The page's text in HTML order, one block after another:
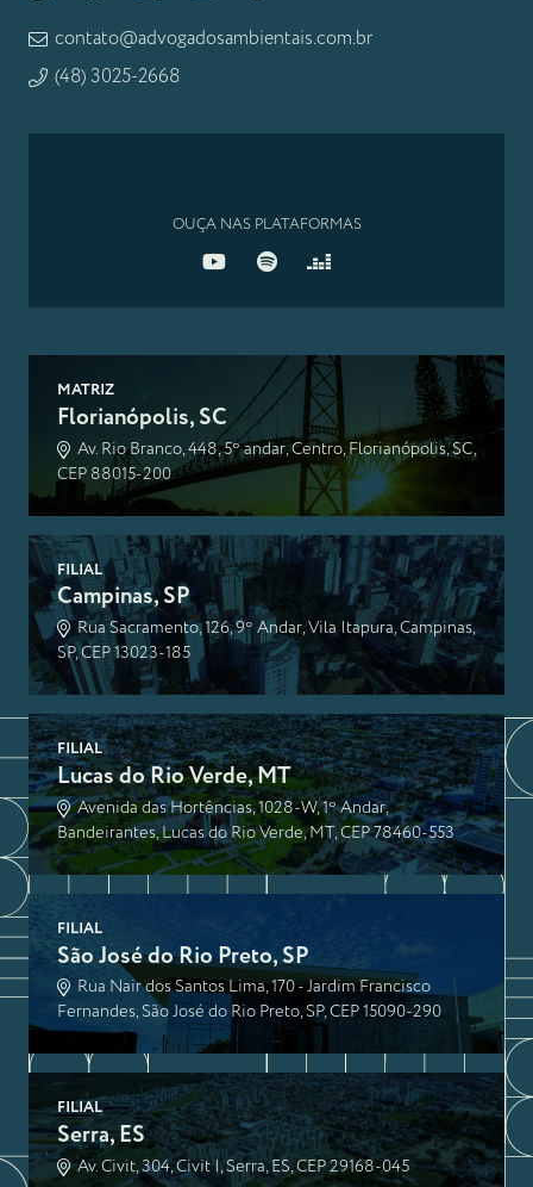
contato@advogadosambientais.com.br
(48) 3025-2668
OUÇA NAS PLATAFORMAS
MATRIZ
Florianópolis, SC
Av. Rio Branco, 448, 5º andar, Centro, Florianópolis, SC,
CEP 88015-200
FILIAL
Campinas, SP
Rua Sacramento, 126, 9º Andar, Vila Itapura, Campinas,
SP, CEP 13023-185
FILIAL
Lucas do Rio Verde, MT
Avenida das Hortências, 1028-W, 1º Andar,
Bandeirantes, Lucas do Rio Verde, MT, CEP 78460-553
FILIAL
São José do Rio Preto, SP
Rua Nair dos Santos Lima, 170 - Jardim Francisco
Fernandes, São José do Rio Preto, SP, CEP 15090-290
FILIAL
Serra, ES
Av. Civit, 304, Civit I, Serra, ES, CEP 29168-045